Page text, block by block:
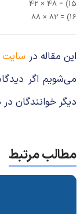
15) = 48 × 42
16) = 82 × 88
این مقاله در سایت
می‌شویم اگر
دیگر خوانندگان در
مطالب مرتبط